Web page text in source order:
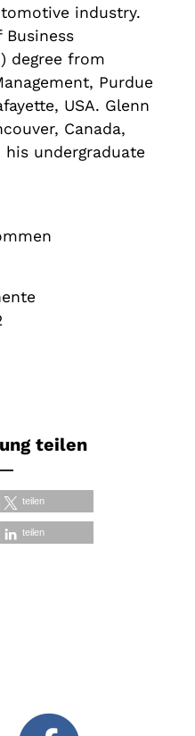
industry.
Business
degree from
Purdue
USA. Glenn
Canada,
undergraduate
teilen
teilen
teilen